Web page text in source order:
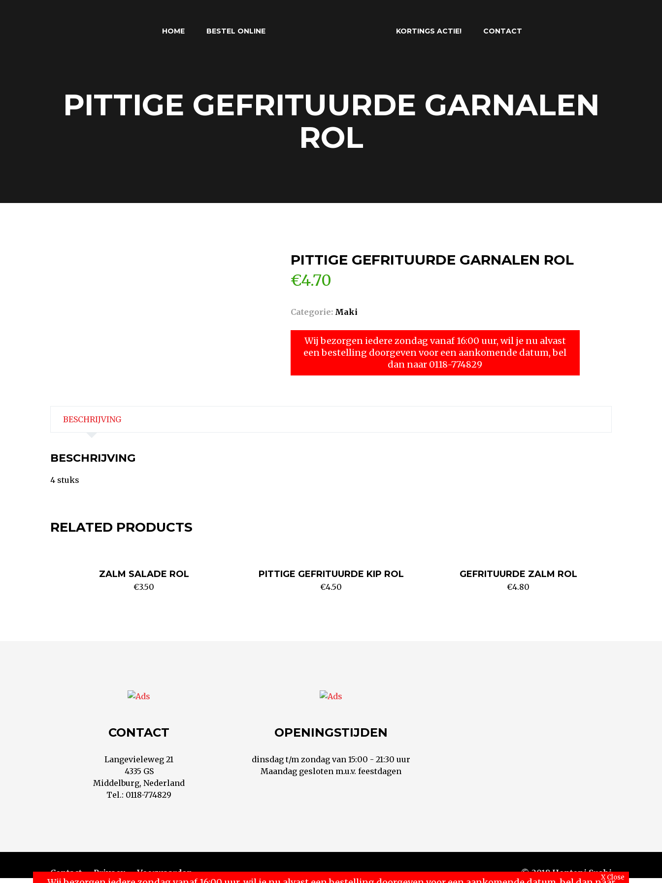
X Close
HOME BESTEL ONLINE KORTINGS ACTIE! CONTACT
PITTIGE GEFRITUURDE GARNALEN
ROL
PITTIGE GEFRITUURDE GARNALEN ROL
€4.70
Categorie: Maki
Wij bezorgen iedere zondag vanaf 16:00 uur, wil je nu alvast
een bestelling doorgeven voor een aankomende datum, bel
dan naar 0118-774829
BESCHRIJVING
BESCHRIJVING
4 stuks
RELATED PRODUCTS
ZALM SALADE ROL
€3.50
PITTIGE GEFRITUURDE KIP ROL
€4.50
GEFRITUURDE ZALM ROL
€4.80
CONTACT
Langevieleweg 21
4335 GS
Middelburg, Nederland
Tel.: 0118-774829
OPENINGSTIJDEN
dinsdag t/m zondag van 15:00 - 21:30 uur
Maandag gesloten m.u.v. feestdagen
Contact Privacy Voorwaarden © 2018 Hontoni Sushi